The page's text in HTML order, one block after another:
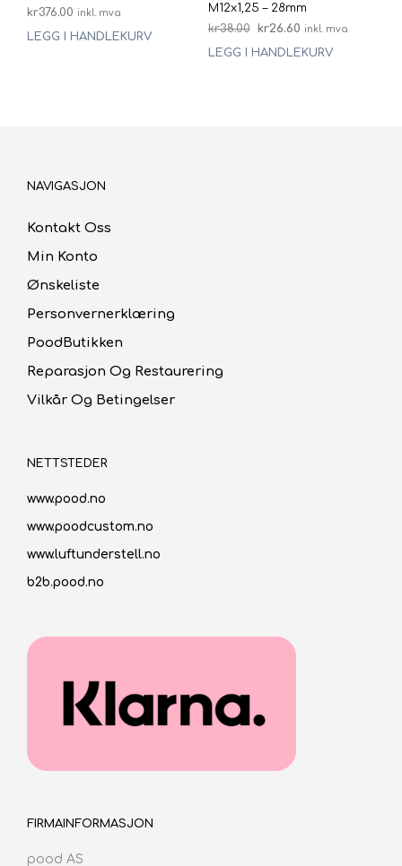
kr376.00 inkl. mva
LEGG I HANDLEKURV
M12x1,25 – 28mm
kr38.00 Opprinnelig
kr26.60Nåværende
inkl. mva
LEGG I HANDLEKURV
NAVIGASJON
Kontakt Oss
Min Konto
Ønskeliste
Personvernerklæring
PoodButikken
Reparasjon Og Restaurering
Vilkår Og Betingelser
NETTSTEDER
www.pood.no
www.poodcustom.no
www.luftunderstell.no
b2b.pood.no
FIRMAINFORMASJON
pood AS